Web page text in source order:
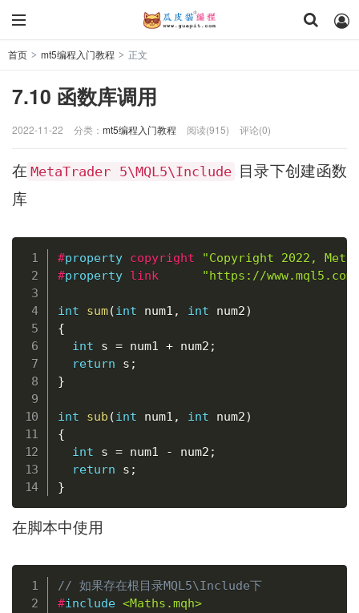
首页 > mt5编程入门教程 > 正文
7.10 函数库调用
2022-11-22 分类： mt5编程入门教程 阅读(915) 评论(0)
在 MetaTrader 5\MQL5\Include 目录下创建函数
库
#property copyright
"Copyright 2022,
#property link "https://
int sum(int num1 , int num2)
{
int s = num1 + num2 ;
return s ;
}
int sub (int num1 , int num2)
{
int s = num1 - num2 ;
return s ;
}
复制
在脚本中使用
// 如果存在根目录MQL5\Include下
#include <Maths.mqh>